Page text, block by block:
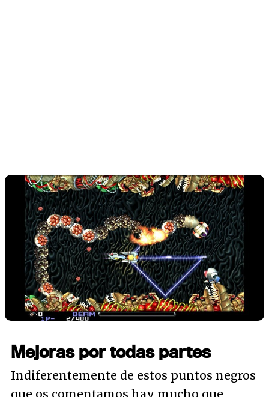
Mejoras por todas partes
Indiferentemente de estos puntos negros
que os comentamos hay mucho que